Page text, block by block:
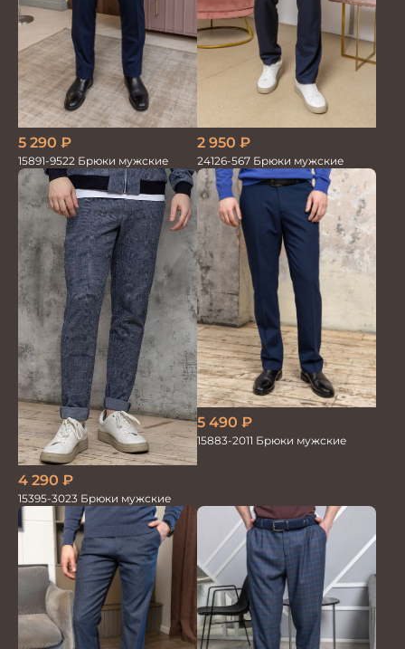
5 290 ₽
15891-9522 Брюки мужские
2 950 ₽
24126-567 Брюки мужские
4 290 ₽
15395-3023 Брюки мужские
5 490 ₽
15883-2011 Брюки мужские